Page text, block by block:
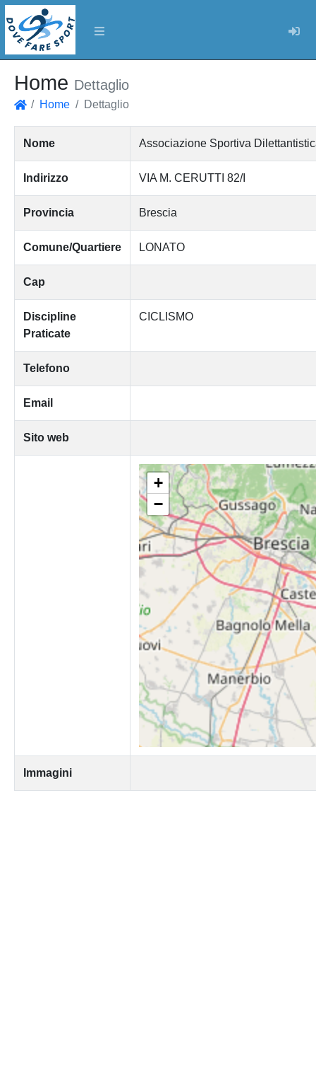
Home Dettaglio
Home Dettaglio
Nome Associazione Sportiva
Indirizzo VIA M. CERUTTI 82/I
Provincia Brescia
Comune/Quartiere LONATO
Cap
Discipline
Praticate
CICLISMO
Telefono
Email
Sito web
+
−
Immagini